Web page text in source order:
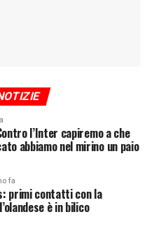
l’Inter capiremo a che
abbiamo nel mirino un paio
fa
primi contatti con la
è in bilico